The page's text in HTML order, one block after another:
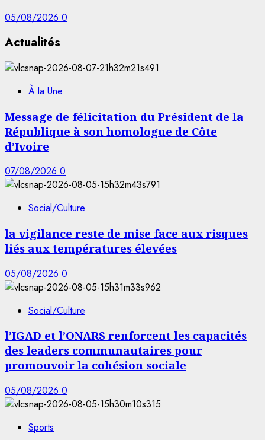
05/08/2026 0
Actualités
À la Une
Message de félicitation du Président de la
République à son homologue de Côte
d’Ivoire
07/08/2026 0
Social/Culture
la vigilance reste de mise face aux risques
liés aux températures élevées
05/08/2026 0
Social/Culture
l’IGAD et l’ONARS renforcent les capacités
des leaders communautaires pour
promouvoir la cohésion sociale
05/08/2026 0
Sports